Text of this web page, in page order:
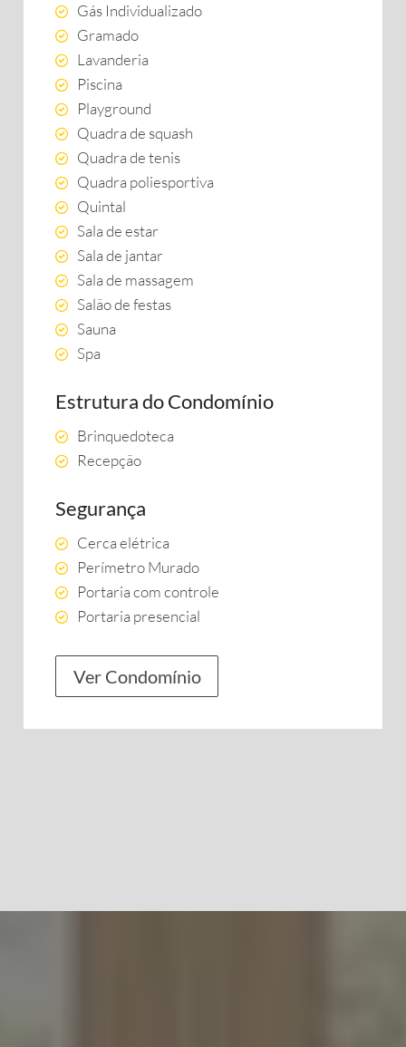
Gás Individualizado
Gramado
Lavanderia
Piscina
Playground
Quadra de squash
Quadra de tenis
Quadra poliesportiva
Quintal
Sala de estar
Sala de jantar
Sala de massagem
Salão de festas
Sauna
Spa
Estrutura do Condomínio
Brinquedoteca
Recepção
Segurança
Cerca elétrica
Perímetro Murado
Portaria com controle
Portaria presencial
Ver Condomínio